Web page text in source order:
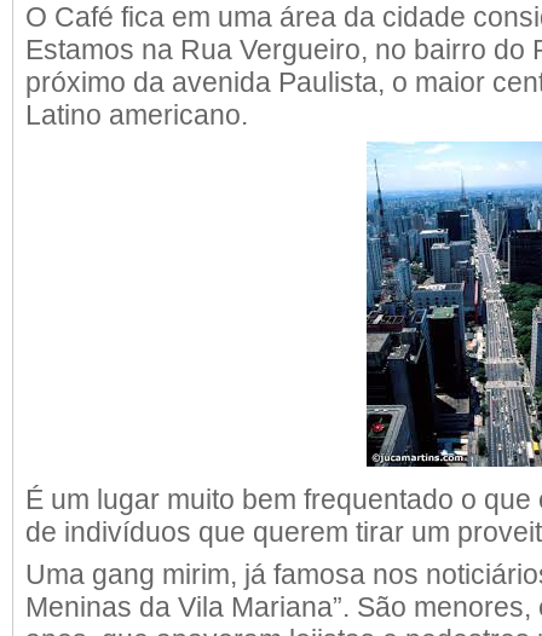
O Café fica em uma área da cidade
Estamos na Rua Vergueiro, no bairro do
próximo da avenida Paulista, o maior
Latino americano.
É um lugar muito bem frequentado o
de indivíduos que querem tirar um
Uma gang mirim, já famosa nos
Meninas da Vila Mariana”. São